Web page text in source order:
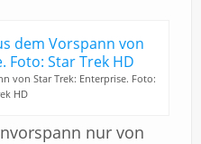
von Star Trek: Enterprise. Foto:
HD
nur von